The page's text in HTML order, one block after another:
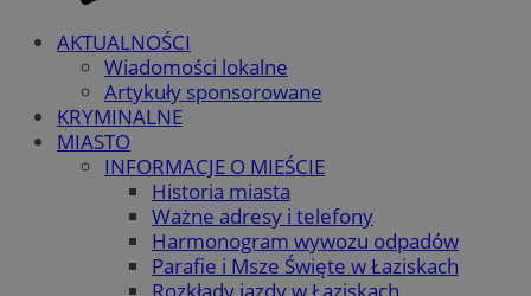
AKTUALNOŚCI
Wiadomości lokalne
Artykuły sponsorowane
KRYMINALNE
MIASTO
INFORMACJE O MIEŚCIE
Historia miasta
Ważne adresy i telefony
Harmonogram wywozu odpadów
Parafie i Msze Święte w Łaziskach